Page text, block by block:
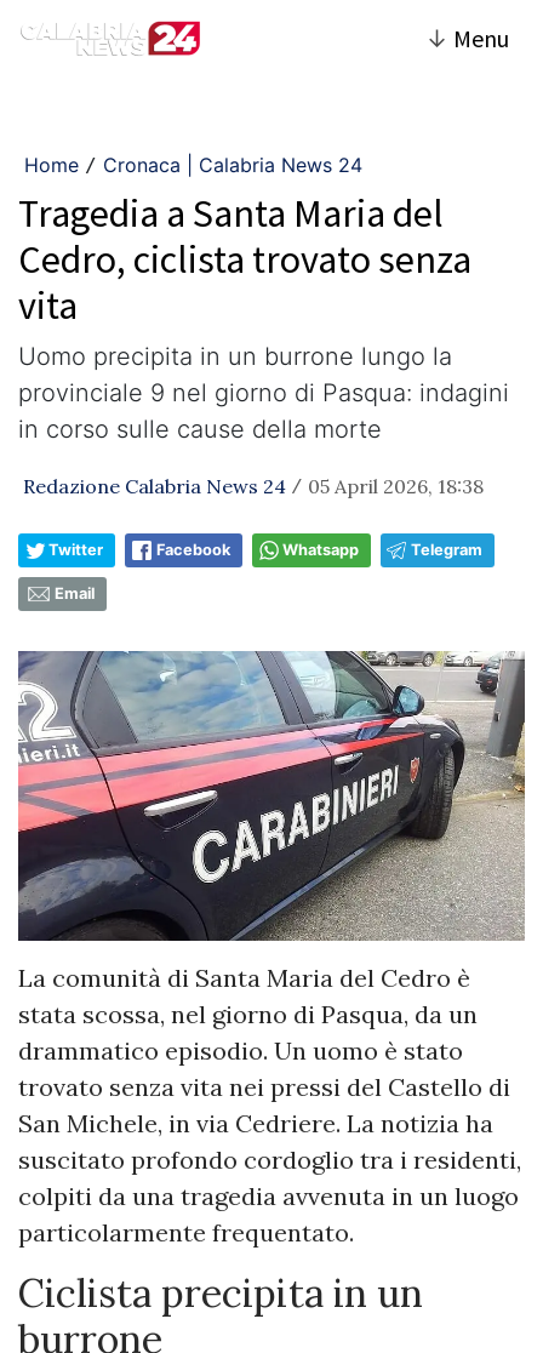
↓ Menu
Home / Cronaca | Calabria News 24
Tragedia a Santa Maria del
Cedro, ciclista trovato senza
vita
Uomo precipita in un burrone lungo la
provinciale 9 nel giorno di Pasqua: indagini
in corso sulle cause della morte
Redazione Calabria News 24 / 05 April 2026, 18:38
Twitter Facebook Whatsapp Telegram
Email
La comunità di Santa Maria del Cedro è
stata scossa, nel giorno di Pasqua, da un
drammatico episodio. Un uomo è stato
trovato senza vita nei pressi del Castello di
San Michele, in via Cedriere. La notizia ha
suscitato profondo cordoglio tra i residenti,
colpiti da una tragedia avvenuta in un luogo
particolarmente frequentato.
Ciclista precipita in un
burrone